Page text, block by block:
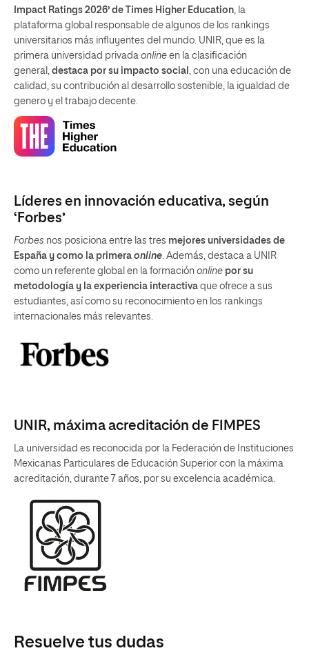
Impact Ratings 2026’ de Times Higher Education, la
plataforma global responsable de algunos de los rankings
universitarios más influyentes del mundo. UNIR, que es la
primera universidad privada online en la clasificación
general, destaca por su impacto social , con una educación de
calidad, su contribución al desarrollo sostenible, la igualdad de
genero y el trabajo decente.
Líderes en innovación educativa, según
‘Forbes’
Forbes nos posiciona entre las tres mejores universidades de
España y como la primera online. Además, destaca a UNIR
como un referente global en la formación online por su
metodología y la experiencia interactiva que ofrece a sus
estudiantes, así como su reconocimiento en los rankings
internacionales más relevantes.
UNIR, máxima acreditación de FIMPES
La universidad es reconocida por la Federación de Instituciones
Mexicanas Particulares de Educación Superior con la máxima
acreditación, durante 7 años, por su excelencia académica.
Resuelve tus dudas